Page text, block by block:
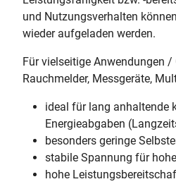
und Nutzungsverhalten
wieder aufgeladen werden.
Für vielseitige Anwendungen /
Rauchmelder, Messgeräte,
ideal für lang anhaltende
Energieabgaben
besonders geringe
stabile Spannung für
hohe